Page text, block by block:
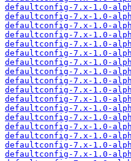
defaultconfig-7.x-1.0-
defaultconfig-7.x-1.0-
defaultconfig-7.x-1.0-
defaultconfig-7.x-1.0-
defaultconfig-7.x-1.0-
defaultconfig-7.x-1.0-
defaultconfig-7.x-1.0-
defaultconfig-7.x-1.0-
defaultconfig-7.x-1.0-
defaultconfig-7.x-1.0-
defaultconfig-7.x-1.0-
defaultconfig-7.x-1.0-
defaultconfig-7.x-1.0-
defaultconfig-7.x-1.0-
defaultconfig-7.x-1.0-
defaultconfig-7.x-1.0-
defaultconfig-7.x-1.0-